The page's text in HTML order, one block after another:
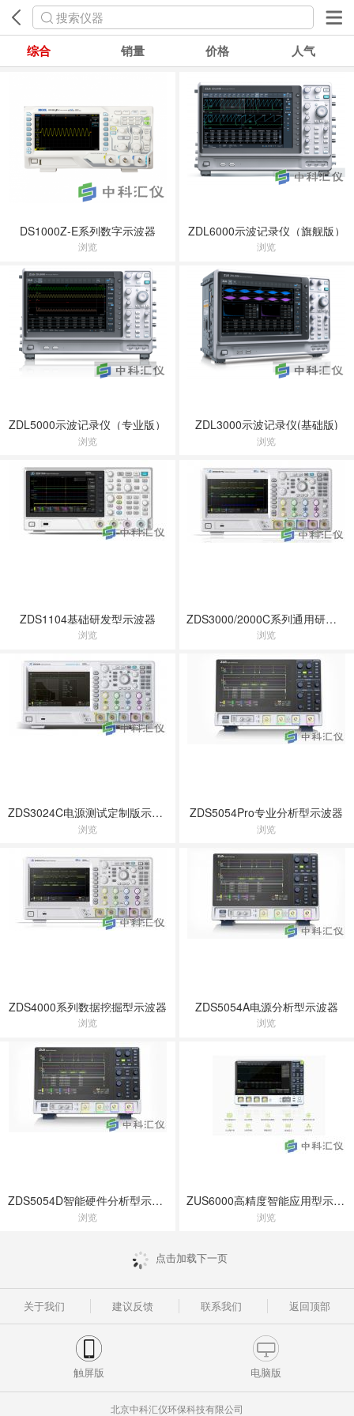
搜索仪器
综合 销量 价格 人气
DS1000Z-E系列数字示波器
浏览
ZDL6000示波记录仪（旗舰版）
浏览
ZDL5000示波记录仪（专业版）
浏览
ZDL3000示波记录仪(基础版)
浏览
ZDS1104基础研发型示波器
浏览
ZDS3000/2000C系列通用研发型示波器
浏览
ZDS3024C电源测试定制版示波器
浏览
ZDS5054Pro专业分析型示波器
浏览
ZDS4000系列数据挖掘型示波器
浏览
ZDS5054A电源分析型示波器
浏览
ZDS5054D智能硬件分析型示波器
浏览
ZUS6000高精度智能应用型示波器
浏览
点击加载下一页
关于我们 建议反馈 联系我们 返回顶部
触屏版 电脑版
北京中科汇仪环保科技有限公司